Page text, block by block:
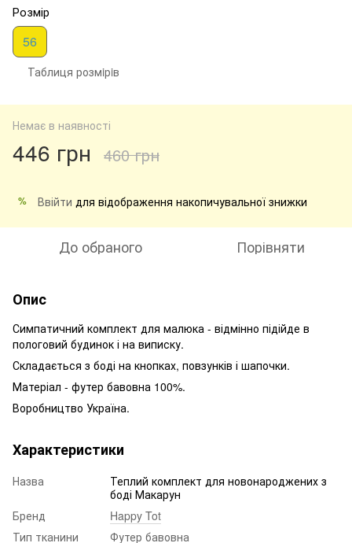
Розмір
56
Таблиця розмiрiв
Немає в наявності
446 грн 460 грн
% Ввійти для відображення накопичувальної знижки
До обраного Порівняти
Опис
Симпатичний комплект для малюка - відмінно підійде в
пологовий будинок і на виписку.
Складається з боді на кнопках, повзунків і шапочки.
Матеріал - футер бавовна 100%.
Воробництво Україна.
Характеристики
Назва
Теплий комплект для новонароджених з
боді Макарун
Бренд
Happy Tot
Тип тканини
Футер бавовна